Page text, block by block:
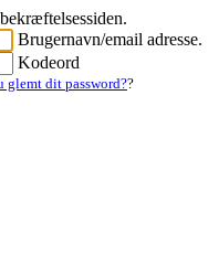
Brugernavn/email adresse.
Kodeord
glemt dit password??